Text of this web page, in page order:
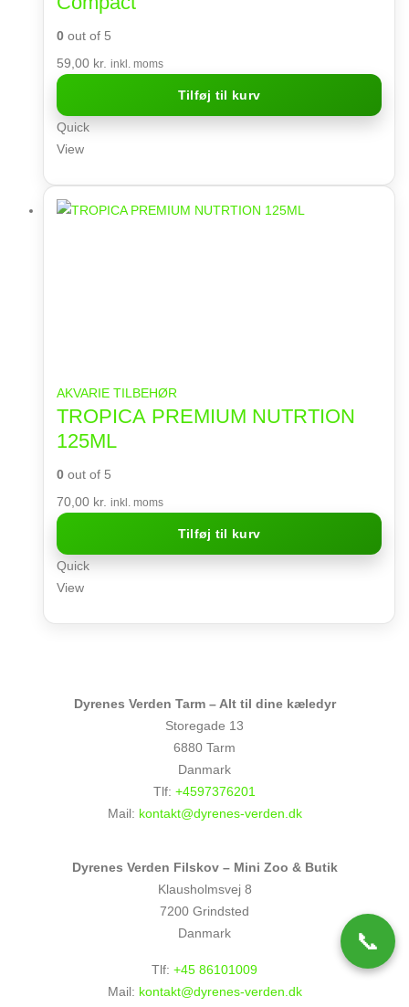
0 out of 5
59,00 kr. inkl. moms
Tilføj til kurv
Quick
View
AKVARIE TILBEHØR
TROPICA PREMIUM NUTRTION
125ML
0 out of 5
70,00 kr. inkl. moms
Tilføj til kurv
Quick
View
Dyrenes Verden Tarm – Alt til dine kæledyr
Storegade 13
6880 Tarm
Danmark
Tlf: +4597376201
Mail: kontakt@dyrenes-verden.dk
Dyrenes Verden Filskov – Mini Zoo & Butik
Klausholmsvej 8
7200 Grindsted
Danmark
Tlf: +45 86101009
Mail: kontakt@dyrenes-verden.dk
📞